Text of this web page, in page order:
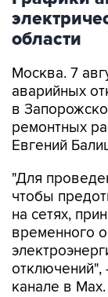
области
Москва. 7
аварийных
в
ремонтных
Евгений
"Для
чтобы
на сетях,
временного
отключений",
канале в Max.